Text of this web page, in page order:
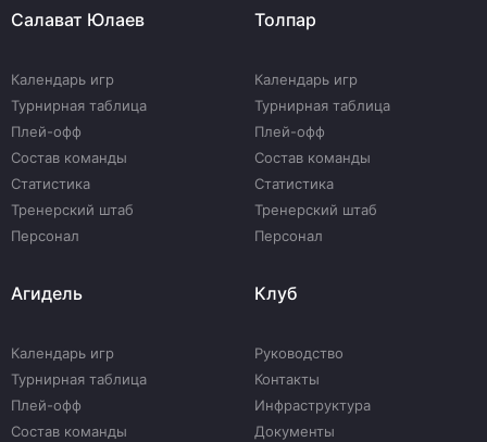
Салават Юлаев
Календарь игр
Турнирная таблица
Плей-офф
Состав команды
Статистика
Тренерский штаб
Персонал
Толпар
Календарь игр
Турнирная таблица
Плей-офф
Состав команды
Статистика
Тренерский штаб
Персонал
Агидель
Календарь игр
Турнирная таблица
Плей-офф
Состав команды
Клуб
Руководство
Контакты
Инфраструктура
Документы